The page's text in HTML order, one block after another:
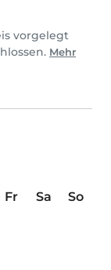
vorgelegt
Mehr
Fr Sa
So